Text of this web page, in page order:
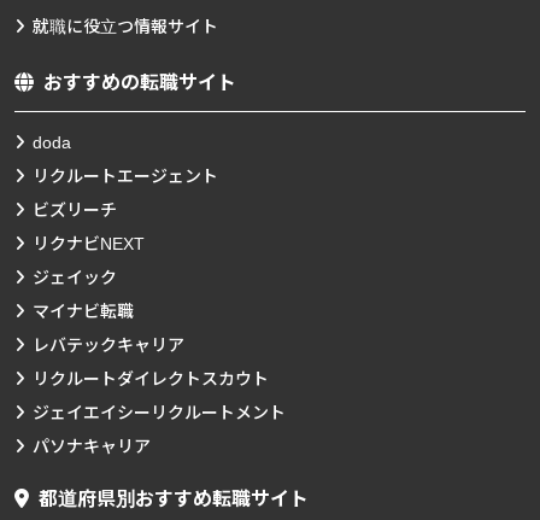
就職に役立つ情報サイト
おすすめの転職サイト
doda
リクルートエージェント
ビズリーチ
リクナビNEXT
ジェイック
マイナビ転職
レバテックキャリア
リクルートダイレクトスカウト
ジェイエイシーリクルートメント
パソナキャリア
都道府県別おすすめ転職サイト